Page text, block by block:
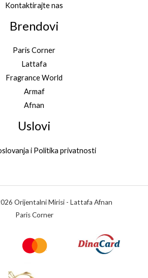
Kontaktirajte nas
Brendovi
Paris Corner
Lattafa
Fragrance World
Armaf
Afnan
Uslovi
i Politika privatnosti
Orijentalni Mirisi - Lattafa Afnan
Paris Corner